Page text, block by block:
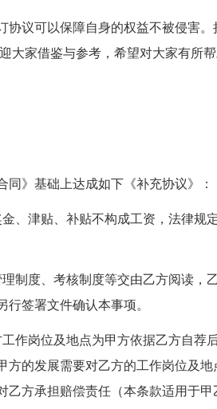
协议可以保障自身的权益不被侵害。
大家借鉴与参考，希望对大家有所帮
》基础上达成如下《补充协议》：
、津贴、补贴不构成工资，法律规
制度、考核制度等交由乙方阅读，
签署文件确认本事项。
作岗位及地点为甲方依据乙方自荐
的发展需要对乙方的工作岗位及地
乙方承担赔偿责任（本条款适用于甲